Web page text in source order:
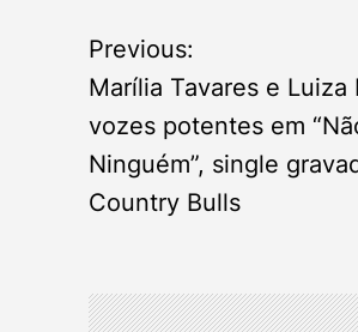
P
o
s
n
Previous:
Marília Tavares e
vozes potentes em
Ninguém”, single
Country Bulls